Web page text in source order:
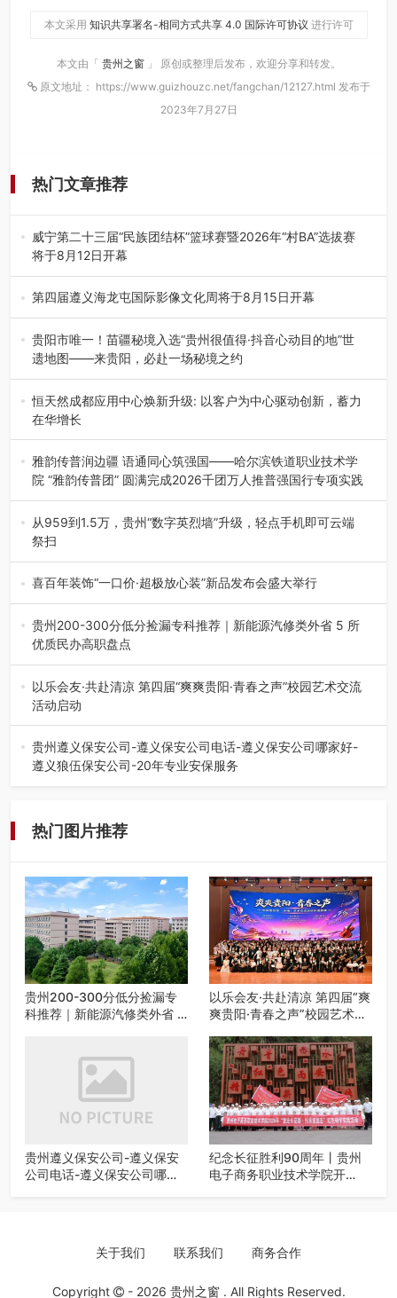
本文采用 知识共享署名-相同方式共享 4.0 国际许可协议 进行许可
本文由「 贵州之窗 」 原创或整理后发布，欢迎分享和转发。
原文地址： https://www.guizhouzc.net/fangchan/12127.html 发布于
2023年7月27日
热门文章推荐
威宁第二十三届“民族团结杯”篮球赛暨2026年“村BA”选拔赛
将于8月12日开幕
8月7日，威宁彝族回族苗族自治县第二十三届“民族团结
杯”篮球赛暨2026年“村B…
第四届遵义海龙屯国际影像文化周将于8月15日开幕
8月7日，第四届遵义海龙屯国际影像文化周媒体通气会在世
界文化遗产地海龙屯核心景区…
贵阳市唯一！苗疆秘境入选“贵州很值得·抖音心动目的地”世
遗地图——来贵阳，必赴一场秘境之约
2026年7月21日，2026年“贵州很值得”暨抖音“心动目的
地”（贵州站）主题…
恒天然成都应用中心焕新升级: 以客户为中心驱动创新，蓄力
在华增长
融合全球研发实力与本土洞察，深化客户共创，赋能西南市
场创新发展 （7月27日，成…
雅韵传普润边疆 语通同心筑强国——哈尔滨铁道职业技术学
院 “雅韵传普团” 圆满完成2026千团万人推普强国行专项实践
为扎实推进2026“千团万人推普强国行”大学生暑期社会实
践，牢牢紧扣 “雅韵传普…
从959到1.5万，贵州“数字英烈墙”升级，轻点手机即可云端
祭扫
八一建军节到来之际，由贵州省退役军人事务厅指导，贵阳
市退役军人事务局联合贵州广电…
喜百年装饰“一口价·超极放心装”新品发布会盛大举行
2026年7月31日，喜百年装饰“一口价·超极放心装”新品发布
会在贵阳隆重举行。…
贵州200-300分低分捡漏专科推荐｜新能源汽修类外省 5 所
优质民办高职盘点
在贵州省高考志愿填报体系中，200至300分数段考生可选择
的省内工科、新能源汽车…
以乐会友·共赴清凉 第四届“爽爽贵阳·青春之声”校园艺术交流
活动启动
七月的贵阳，清风送爽，第四届“爽爽贵阳·青春之声”校园管
弦乐（合唱）艺术交流活动…
贵州遵义保安公司-遵义保安公司电话-遵义保安公司哪家好-
遵义狼伍保安公司-20年专业安保服务
热门图片推荐
贵州200-300分低分捡漏专
科推荐｜新能源汽修类外省 5
以乐会友·共赴清凉 第四届“爽
爽贵阳·青春之声”校园艺术交
贵州遵义保安公司-遵义保安
公司电话-遵义保安公司哪家
纪念长征胜利90周年丨贵州
电子商务职业技术学院开
关于我们 联系我们 商务合作
Copyright - 2026 贵州之窗 . All Rights Reserved.